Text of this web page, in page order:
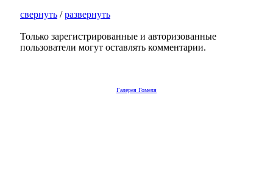
свернуть /развернуть
Только зарегистрированные и авторизованные
пользователи могут оставлять комментарии.
Галерея Гомеля